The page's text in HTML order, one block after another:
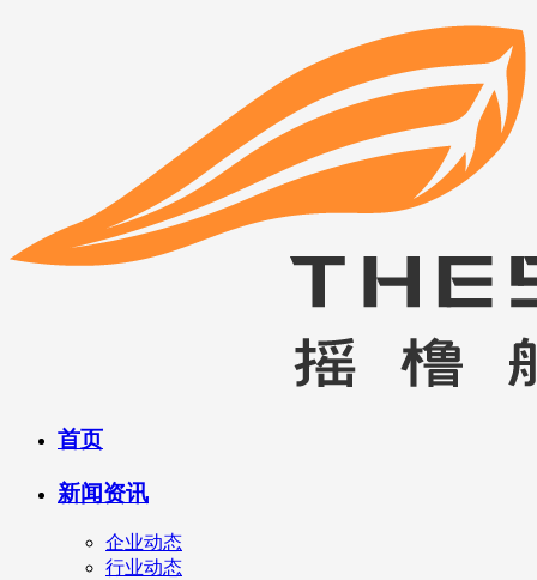
首页
新闻资讯
企业动态
行业动态